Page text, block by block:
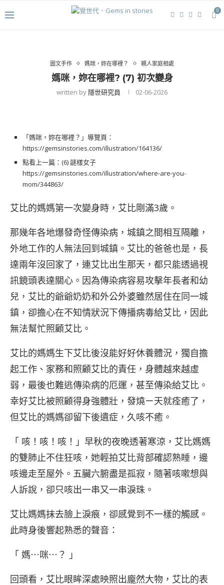
0
圖文手作 媽咪，妳在哪裡？ 親人家庭相處
媽咪，妳在哪裡? (7) 初次變身
written by 隱世研究員 02-06-2026
「媽咪，妳在哪裡？」導覽頁：
https://gemsinstories.com/illustration/164136/
點看上一篇：(6) 謎樣女子
https://gemsinstories.com/illustration/where-are-you-
mom/344863/
艾比的媽媽第一次變身時，艾比剛滿3歲。
那幾年各地爆發奇怪傳染病，城鎮之間相互隔離，
外地工作的人無法回到城鎮。艾比的爸爸也是，長
達兩年沒回家了，連艾比出生那天，都只能透過視
訊鏡頭表達關心。因為傳染病容易攻擊年長者和幼
兒，艾比的爺爺奶奶和外公外婆雖然居住在同一城
鎮，卻擔心在不知情狀況下傳播病毒給艾比，因此
無法幫忙照顧艾比。
艾比的媽媽生下艾比後沒能好好休養體況，獨自擔
起工作、家務和照顧艾比的責任，身體越來越虛
弱，最後也難逃傳染病的厄運，甚至傳染給艾比。
幸好艾比被照顧得身強體壯，發燒ㄧ天就痊癒了，
但艾比的媽媽卻留下後遺症，久咳不癒。
「 咳！咳！咳！」早秋的夜晚透著寒涼，艾比媽媽
的雙肺止不住狂咳，她輕拍艾比背部確認熟睡，邊
咳邊走至屋外。五臟六腑盡是孤寂，隨著咳嗽想與
人訴說，卻只咳出一串又一串淚珠。
艾比媽媽抹去臉上淚痕，卻感覺到不一樣的觸感。
此時身後響起熟悉的聲音：
「 媽⋯咪⋯？ 」
回頭看，艾比眼眸深處映照出龐然大物，艾比的表